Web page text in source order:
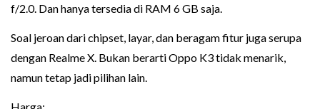
f/2.0. Dan hanya tersedia di RAM 6 GB saja.
Soal jeroan dari chipset, layar, dan beragam fitur juga serupa
dengan Realme X. Bukan berarti Oppo K3 tidak menarik,
namun tetap jadi pilihan lain.